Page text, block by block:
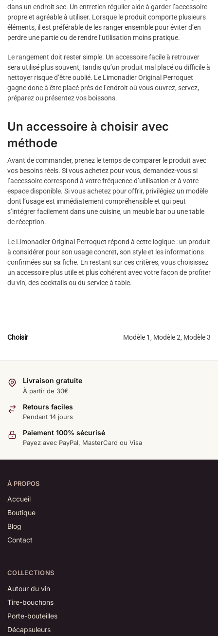
dans un endroit sec. Un entretien régulier aide à garder l’accessoire
propre et agréable à utiliser. Lorsque le produit comporte plusieurs
éléments, il est préférable de les ranger ensemble pour éviter d’en
perdre une partie ou de rendre l’utilisation moins pratique.
Le rangement doit rester simple. Un accessoire facile à retrouver
sera utilisé plus souvent, tandis qu’un produit mal placé ou difficile à
nettoyer risque d’être oublié. Le Limonadier Original Perroquet
gagne donc à être placé près de l’endroit où vous ouvrez, servez,
préparez ou présentez vos boissons.
Un accessoire à choisir avec
méthode
Avant de commander, prenez le temps de comparer le produit avec
vos besoins réels. Si vous achetez pour vous, demandez-vous si
l’accessoire correspond à votre fréquence d’utilisation et à votre
espace disponible. Si vous achetez pour offrir, privilégiez un modèle
dont l’usage est immédiatement compréhensible et qui peut
s’intégrer facilement dans une cuisine, un meuble bar ou une table
de réception.
Le Limonadier Original Perroquet répond à cette logique : un produit
à considérer pour son usage concret, son style et les informations
confirmées sur sa fiche. En restant sur ces critères, vous choisissez
un accessoire plus utile et plus cohérent avec votre façon de profiter
du vin, des cocktails ou du service à table.
Choisir Modèle 1, Modèle 2, Modèle 3
Livraison gratuite
À partir de 30€
Retours faciles
Pendant 14 jours
Paiement 100% sécurisé
Payez avec PayPal, MasterCard ou Visa
À PROPOS
Accueil
Boutique
Blog
Contact
COLLECTIONS
Autour du vin
Tire-bouchons
Porte-bouteilles
Décapsuleurs